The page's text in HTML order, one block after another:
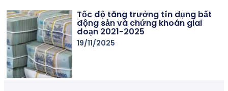
Tốc độ tăng trưởng tín dụng bất
động sản và chứng khoán giai
đoạn 2021-2025
19/11/2025